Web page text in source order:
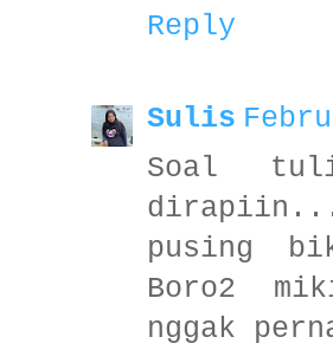
Reply
Sulis
Soal
pusing
Boro2
nggak